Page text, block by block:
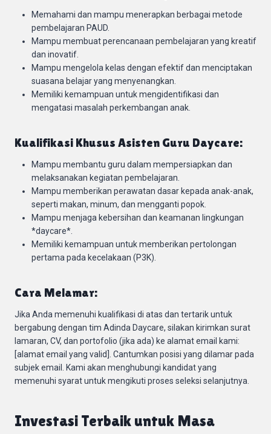
Memahami dan mampu menerapkan berbagai metode
pembelajaran PAUD.
Mampu membuat perencanaan pembelajaran yang kreatif
dan inovatif.
Mampu mengelola kelas dengan efektif dan menciptakan
suasana belajar yang menyenangkan.
Memiliki kemampuan untuk mengidentifikasi dan
mengatasi masalah perkembangan anak.
Kualifikasi Khusus Asisten Guru Daycare:
Mampu membantu guru dalam mempersiapkan dan
melaksanakan kegiatan pembelajaran.
Mampu memberikan perawatan dasar kepada anak-anak,
seperti makan, minum, dan mengganti popok.
Mampu menjaga kebersihan dan keamanan lingkungan
*daycare*.
Memiliki kemampuan untuk memberikan pertolongan
pertama pada kecelakaan (P3K).
Cara Melamar:
Jika Anda memenuhi kualifikasi di atas dan tertarik untuk
bergabung dengan tim Adinda Daycare, silakan kirimkan surat
lamaran, CV, dan portofolio (jika ada) ke alamat email kami:
[alamat email yang valid]. Cantumkan posisi yang dilamar pada
subjek email. Kami akan menghubungi kandidat yang
memenuhi syarat untuk mengikuti proses seleksi selanjutnya.
Investasi Terbaik untuk Masa